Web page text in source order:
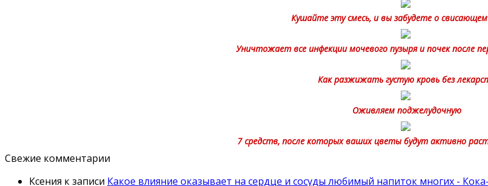
Кушайте эту смесь, и вы забудете о
Уничтожает все инфекции мочевого пузыря и почек после
Как разжижать густую кровь без
Оживляем поджелудочную
7 средств, после которых ваших цветы будут активно
Свежие комментарии
Ксения к записи Какое влияние оказывает на сердце и сосуды любимый напиток многих -